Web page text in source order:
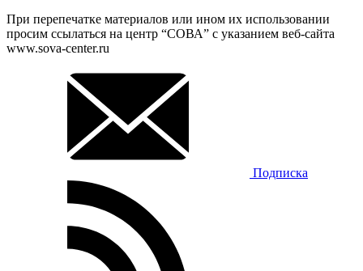
При перепечатке материалов или ином их использовании
просим ссылаться на центр “СОВА” с указанием веб-сайта
www.sova-center.ru
Подписка